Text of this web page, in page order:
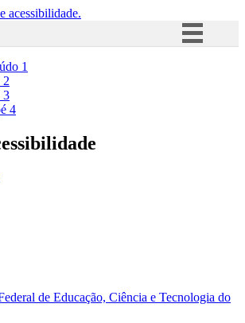
acessibilidade.
Acesso à informação
1
2
3
4
de Educação, Ciência e Tecnologia do